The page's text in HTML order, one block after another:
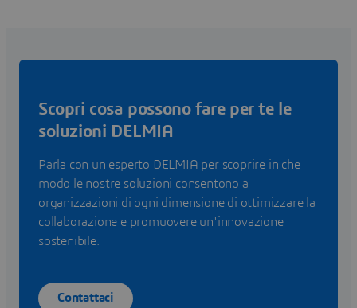
Scopri cosa possono fare per te le
soluzioni DELMIA
Parla con un esperto DELMIA per scoprire in che
modo le nostre soluzioni consentono a
organizzazioni di ogni dimensione di ottimizzare la
collaborazione e promuovere un'innovazione
sostenibile.
Contattaci